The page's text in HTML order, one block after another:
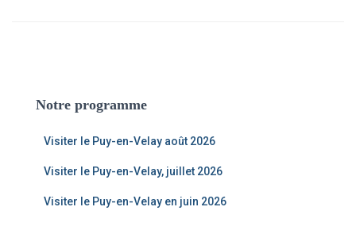
Notre programme
Visiter le Puy-en-Velay août 2026
Visiter le Puy-en-Velay, juillet 2026
Visiter le Puy-en-Velay en juin 2026